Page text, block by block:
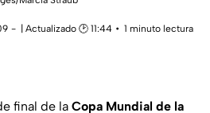
| Actualizado 🕑 11:44
1 minuto lectura
final de la Copa Mundial de la